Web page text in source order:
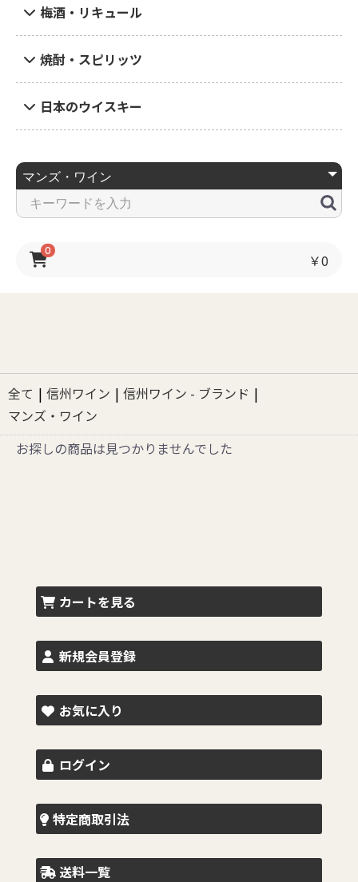
梅酒・リキュール
焼酎・スピリッツ
日本のウイスキー
0
￥0
全て | 信州ワイン | 信州ワイン - ブランド |
マンズ・ワイン
お探しの商品は見つかりませんでした
カートを見る
新規会員登録
お気に入り
ログイン
特定商取引法
送料一覧